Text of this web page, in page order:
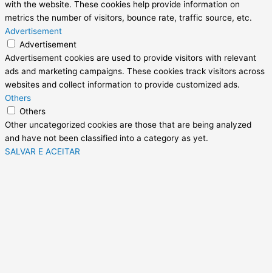
with the website. These cookies help provide information on
metrics the number of visitors, bounce rate, traffic source, etc.
Advertisement
Advertisement
Advertisement cookies are used to provide visitors with relevant
ads and marketing campaigns. These cookies track visitors across
websites and collect information to provide customized ads.
Others
Others
Other uncategorized cookies are those that are being analyzed
and have not been classified into a category as yet.
SALVAR E ACEITAR